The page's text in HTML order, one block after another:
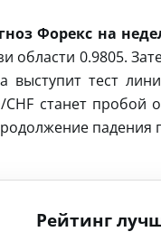
Форекс на
области 0.9805.
выступит тест
станет
падения
Рейтинг